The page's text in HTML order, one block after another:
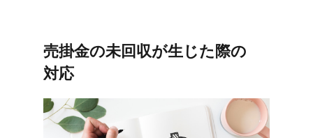
売掛金の​未回収が​生じた​際の​
対応